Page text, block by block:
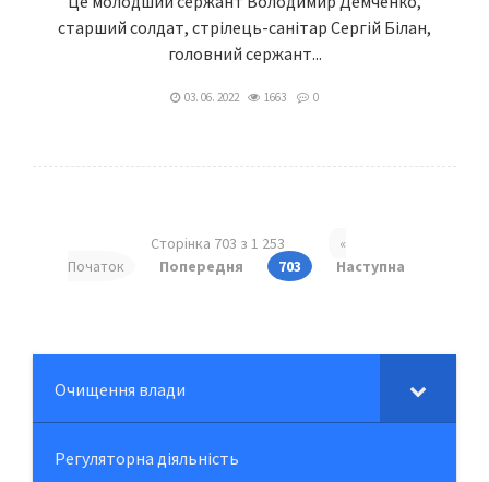
старший солдат, стрілець-санітар Сергій Білан,
головний сержант...
03. 06. 2022 1663 0
Сторінка 703 з 1 253
«
Початок
Попередня 703 Наступна
Очищення влади
Регуляторна діяльність